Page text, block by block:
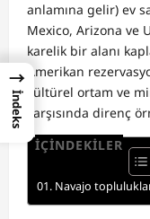
anlamına gelir) ev
Mexico, Arizona ve
karelik bir alanı
Amerikan
kültürel ortam ve
karşısında direnç
İÇİNDEKİLER
Navajo
→
İndeks